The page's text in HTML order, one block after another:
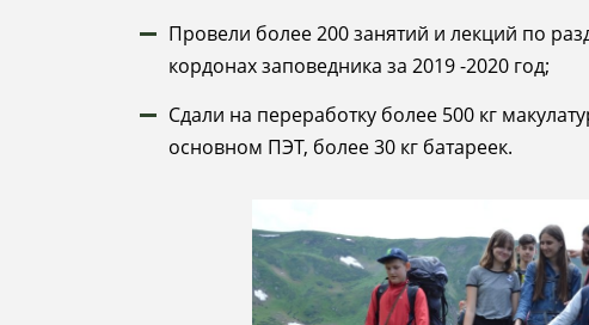
Провели более 200 занятий и лекций по
кордонах заповедника за 2019 -2020 год;
Сдали на переработку более 500 кг
основном ПЭТ, более 30 кг батареек.